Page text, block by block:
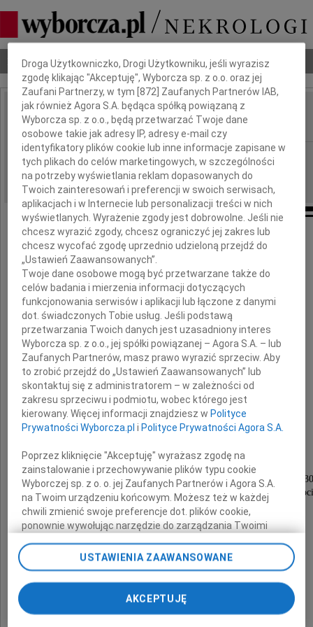
Nekrologi Odeszli Poradnik pogrzebowy
IMIĘ I NAZWISKO: Henryk Purzycki
REGION: Gdańsk
DATA EMISJI: 04.12.2020
Nie umiera ten, kto trwa w pamięci żywych
Z głębokim żalem zawiadamiamy,
że 21 listopada 2020 roku zmarł
Ukochany Mąż i Tata
Henryk Purzycki
Msza św. żałobna odprawioa zostanie
we wtorek 8 grudnia 2020 roku o godzinie 11.30
w kościele pw. NSPJ, ul. Malczewskiego w
Pogrzeb odbędzie się
bezpośrednio po mszy św. o godzinie 12.00
na CmentarzuKomunalnym w Sopocie.
Pogrążona w smutku
Dbamy o Twoją prywatność
Droga Użytkowniczko, Drogi Użytkowniku, jeśli wyrazisz
zgodę klikając "Akceptuję", Wyborcza sp. z o.o. oraz jej
Zaufani Partnerzy, w tym [872 ] Zaufanych Partnerów IAB,
jak również Agora S.A. będąca spółką powiązaną z
Wyborcza sp. z o.o., będą przetwarzać Twoje dane
osobowe takie jak adresy IP, adresy e-mail czy
identyfikatory plików cookie lub inne informacje zapisane w
tych plikach do celów marketingowych, w szczególności
na potrzeby wyświetlania reklam dopasowanych do
Twoich zainteresowań i preferencji w swoich serwisach,
aplikacjach i w Internecie lub personalizacji treści w nich
wyświetlanych. Wyrażenie zgody jest dobrowolne. Jeśli nie
chcesz wyrazić zgody, chcesz ograniczyć jej zakres lub
chcesz wycofać zgodę uprzednio udzieloną przejdź do
„Ustawień Zaawansowanych”.
Twoje dane osobowe mogą być przetwarzane także do
celów badania i mierzenia informacji dotyczących
funkcjonowania serwisów i aplikacji lub łączone z danymi
dot. świadczonych Tobie usług. Jeśli podstawą
przetwarzania Twoich danych jest uzasadniony interes
Wyborcza sp. z o.o., jej spółki powiązanej – Agora S.A. – lub
Zaufanych Partnerów, masz prawo wyrazić sprzeciw. Aby
to zrobić przejdź do „Ustawień Zaawansowanych” lub
skontaktuj się z administratorem – w zależności od
zakresu sprzeciwu i podmiotu, wobec którego jest
kierowany. Więcej informacji znajdziesz w Polityce
Prywatności Wyborcza.pl i Polityce Prywatności Agora S.A.
Poprzez kliknięcie "Akceptuję" wyrażasz zgodę na
zainstalowanie i przechowywanie plików typu cookie
Wyborczej sp. z o. o. jej Zaufanych Partnerów i Agora S.A.
na Twoim urządzeniu końcowym. Możesz też w każdej
chwili zmienić swoje preferencje dot. plików cookie,
ponownie wywołując narzędzie do zarządzania Twoimi
odnośnik „Ustawienia prywatności” w stopce serwisu i
przechodząc do sekcji „Ustawienia zaawansowane”.
Zmiana ustawień plików cookie możliwa jest także za
pomocą ustawień przeglądarki.
USTAWIENIA ZAAWANSOWANE
AKCEPTUJĘ